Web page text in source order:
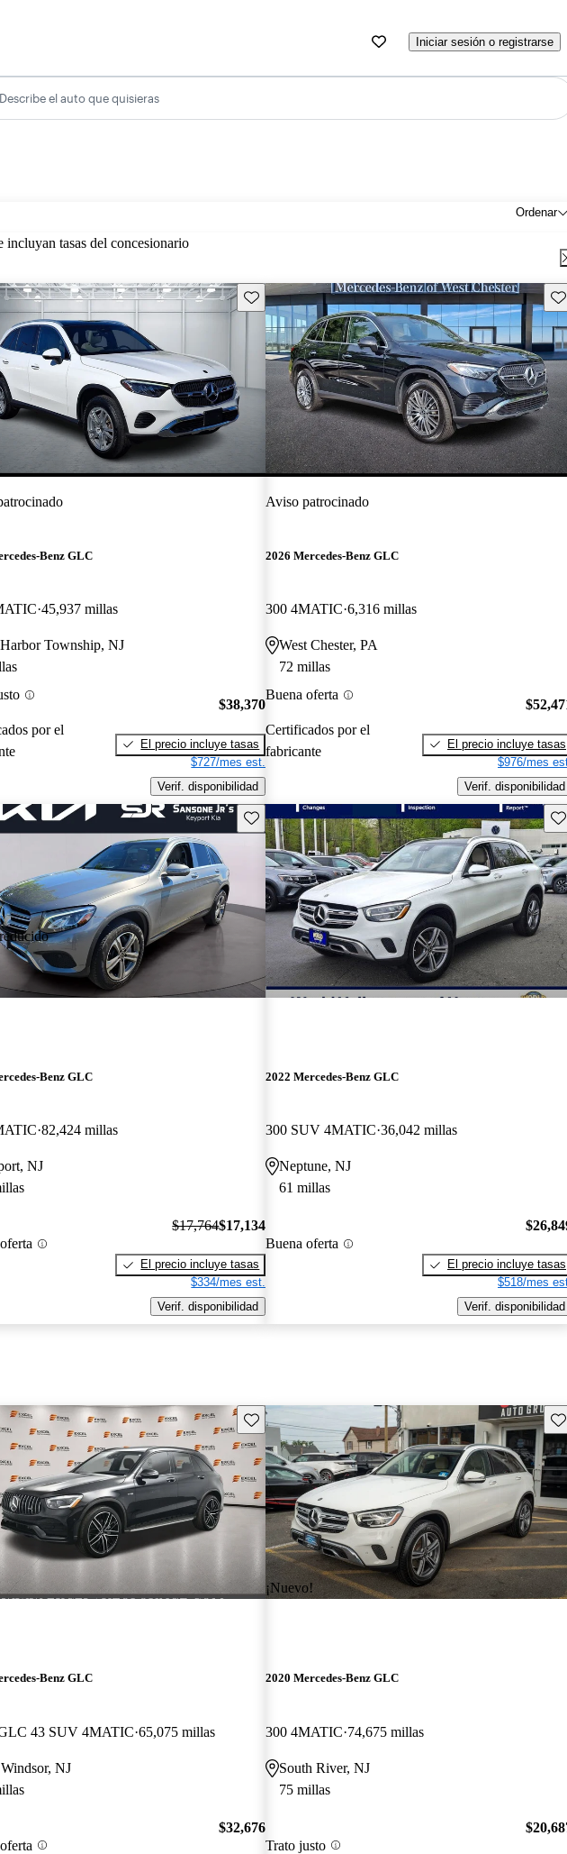
Iniciar sesión o registrarse
Describe el auto que quisieras
Ordenar
incluyan tasas del concesionario
Aviso Guarda este Aviso
Benz GLC
45,937 millas
Township, NJ
por el
$38,370
El precio incluye tasas
$727/mes est.
Verif. disponibilidad
Aviso patrocinado
2026 Mercedes-Benz GLC
300 4MATIC 6,316 millas
West Chester, PA
72 millas
Buena oferta
Certificados por el
fabricante
El precio incluye tasas
$976/mes
Verif. disponibilidad
Aviso Guarda este Aviso
Benz GLC
82,424 millas
NJ
$17,764$17,134
El precio incluye tasas
$334/mes est.
Verif. disponibilidad
2022 Mercedes-Benz GLC
300 SUV 4MATIC 36,042 millas
Neptune, NJ
61 millas
Buena oferta
El precio incluye tasas
$518/mes
Verif. disponibilidad
Aviso Guarda este Aviso
Benz GLC
43 SUV 4MATIC 65,075 millas
NJ
$32,676
¡Nuevo!
2020 Mercedes-Benz GLC
300 4MATIC 74,675 millas
South River, NJ
75 millas
Trato justo